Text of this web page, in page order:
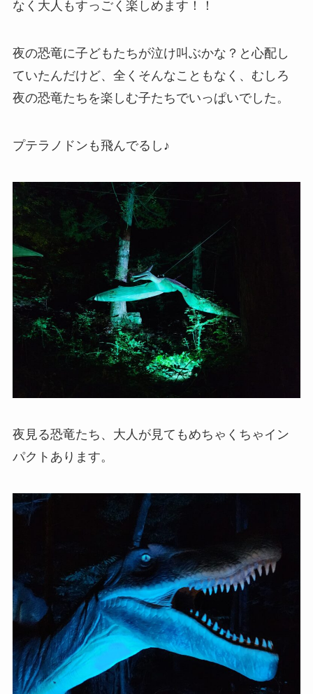
なく大人もすっごく楽しめます！！
夜の恐竜に子どもたちが泣け叫ぶかな？と心配し
ていたんだけど、全くそんなこともなく、むしろ
夜の恐竜たちを楽しむ子たちでいっぱいでした。
プテラノドンも飛んでるし♪
夜見る恐竜たち、大人が見てもめちゃくちゃイン
パクトあります。